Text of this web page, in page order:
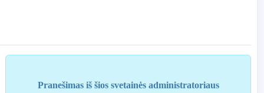
Pranešimas iš šios svetainės administratoriaus